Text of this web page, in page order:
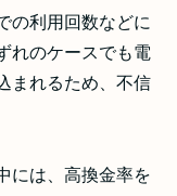
の利用回数などに
れのケースでも電
まれるため、不信
には、高換金率を